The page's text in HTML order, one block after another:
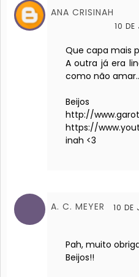
ANA CRISINAH
10 DE
Que capa mais
A outra já era
como não
Beijos
http://
https://
inah <3
A. C. MEYER 10 DE
Pah, muito
Beijos!!